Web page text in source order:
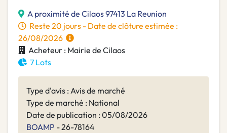
A proximité de Cilaos 97413 La Reunion
Reste 20 jours - Date de clôture estimée :
26/08/2026
Acheteur : Mairie de Cilaos
7 Lots
Type d'avis : Avis de marché
Type de marché : National
Date de publication : 05/08/2026
BOAMP - 26-78164